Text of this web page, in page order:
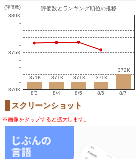
(評価数)
380K
-
-
-
-
375K
-
-
-
-
370K
評価数とランキング順位の推移
371K
371K 371K
371K 371K
371K 371K
371K
372K
372K
8/3 8/4 8/5 8/6 8/7
スクリーンショット
※画像をタップすると拡大します。